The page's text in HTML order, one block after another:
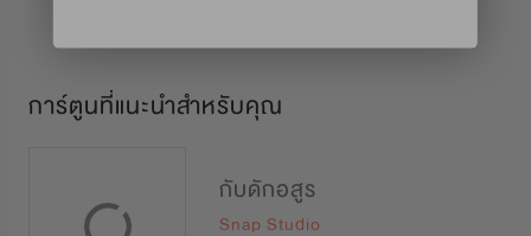
การ์ตูนที่แนะนำสำหรับคุณ
กับดักอสูร
Snap Studio